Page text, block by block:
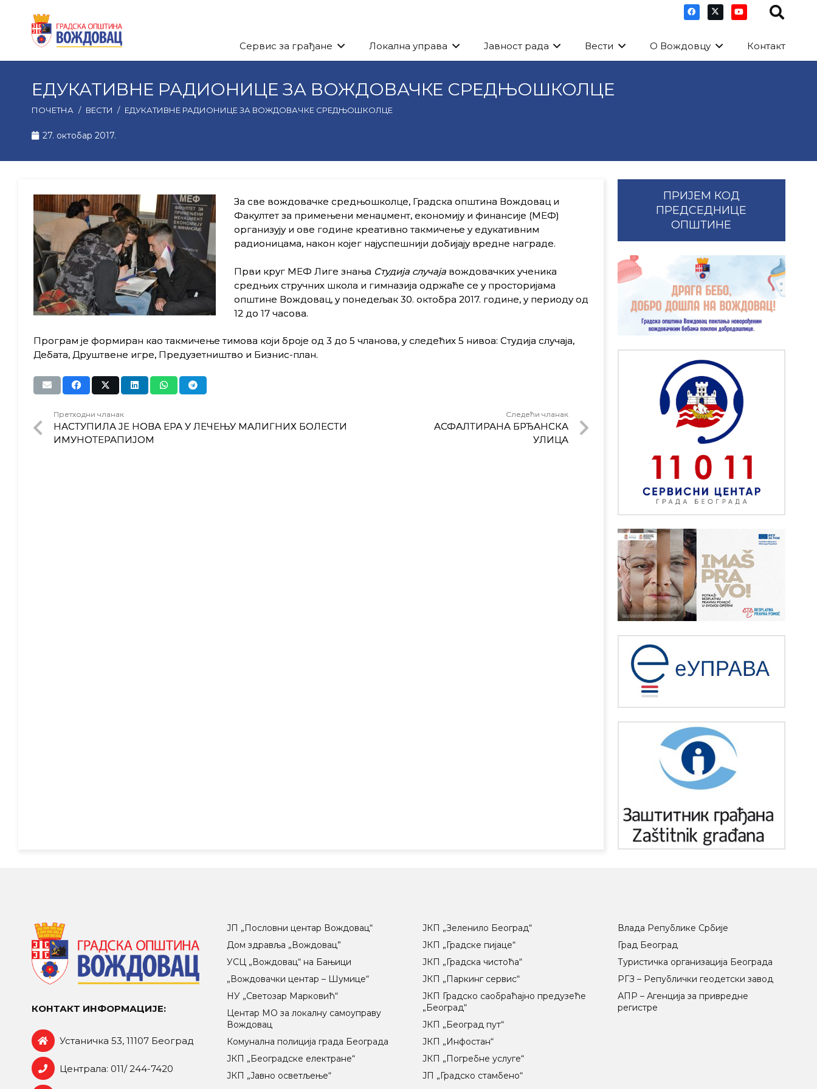
Сервис за грађане Локална управа Јавност рада Вести О Вождовцу Контакт
ЕДУКАТИВНЕ РАДИОНИЦЕ ЗА ВОЖДОВАЧКЕ СРЕДЊОШКОЛЦЕ
ПОЧЕТНА / ВЕСТИ / ЕДУКАТИВНЕ РАДИОНИЦЕ ЗА ВОЖДОВАЧКЕ СРЕДЊОШКОЛЦЕ
27. октобар 2017.
За све вождовачке средњошколце, Градска општина Вождовац и
Факултет за примењени менаџмент, економију и финансије (МЕФ)
организују и ове године креативно такмичење у едукативним
радионицама, након којег најуспешнији добијају вредне награде.
Први круг МЕФ Лиге знања Студија случаја вождовачких ученика
средњих стручних школа и гимназија одржаће се у просторијама
општине Вождовац, у понедељак 30. октобра 2017. године, у периоду од
12 до 17 часова.
Програм је формиран као такмичење тимова који броје од 3 до 5 чланова, у следећих 5 нивоа: Студија случаја,
Дебата, Друштвене игре, Предузетништво и Бизнис-план.
Претходни чланак
НАСТУПИЛА ЈЕ НОВА ЕРА У ЛЕЧЕЊУ МАЛИГНИХ БОЛЕСТИ
ИМУНОТЕРАПИЈОМ
Следећи чланак
АСФАЛТИРАНА БРЂАНСКА
УЛИЦА
ПРИЈЕМ КОД
ПРЕДСЕДНИЦЕ
ОПШТИНЕ
КОНТАКТ ИНФОРМАЦИЈЕ:
Устаничка 53, 11107 Београд
Централа: 011/ 244-7420
ЈП „Пословни центар Вождовац“
Дом здравља „Вождовац”
УСЦ „Вождовац“ на Бањици
„Вождовачки центар – Шумице“
НУ „Светозар Марковић“
Центар МO за локалну самоуправу
Вождовац
Комунална полиција града Београда
ЈКП „Београдске електране“
ЈКП „Јавно осветљење“
ЈКП „Зеленило Београд“
ЈКП „Градске пијаце“
ЈКП „Градска чистоћа“
ЈКП „Паркинг сервис“
ЈКП Градско саобраћајно предузеће
„Београд“
ЈКП „Београд пут“
ЈКП „Инфостан“
ЈКП „Погребне услуге“
ЈП „Градско стамбено“
Влада Републике Србије
Град Београд
Туристичка организација Београда
РГЗ – Републички геодетски завод
АПР – Агенција за привредне
регистре